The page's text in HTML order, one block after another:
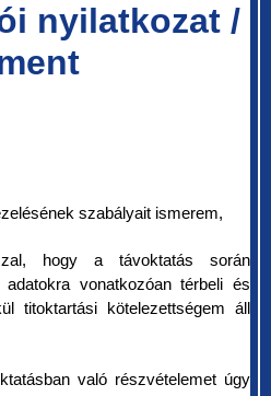
nyilatkozat /
szabályait ismerem,
hogy a távoktatás során
vonatkozóan térbeli és
titoktartási kötelezettségem áll
való részvételemet úgy